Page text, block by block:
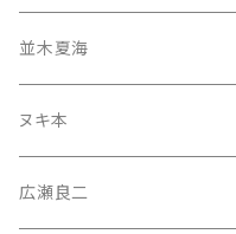
並木夏海
ヌキ本
広瀬良二